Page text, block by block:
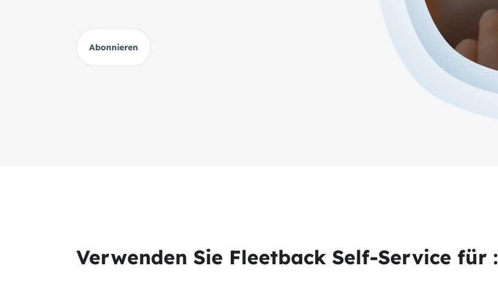
Abonnieren
Verwenden Sie Fleetback Self-Service für :